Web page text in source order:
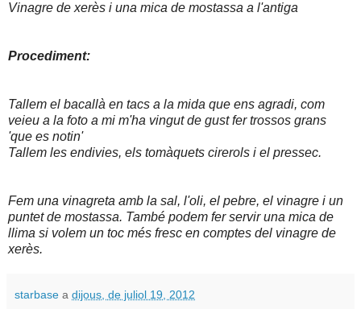
Vinagre de xerès i una mica de mostassa a l'antiga
Procediment:
Tallem el bacallà en tacs a la mida que ens agradi, com
veieu a la foto a mi m'ha vingut de gust fer trossos grans
'que es notin'
Tallem les endivies, els tomàquets cirerols i el pressec.
Fem una vinagreta amb la sal, l'oli, el pebre, el vinagre i un
puntet de mostassa. També podem fer servir una mica de
llima si volem un toc més fresc en comptes del vinagre de
xerès.
starbase a dijous, de juliol 19, 2012